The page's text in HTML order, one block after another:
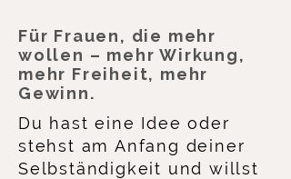
Für Frauen, die mehr
wollen – mehr Wirkung,
mehr Freiheit, mehr
Gewinn.
Du hast eine Idee oder
stehst am Anfang deiner
Selbständigkeit und willst